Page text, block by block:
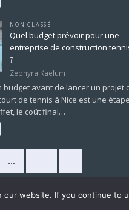
NON CLASSÉ
Quel budget prévoir pour une
entreprise de construction
?
Zephyra Kaelum
budget avant de lancer un projet
de tennis à Nice est une étape
le coût final…
…
website. If you continue to